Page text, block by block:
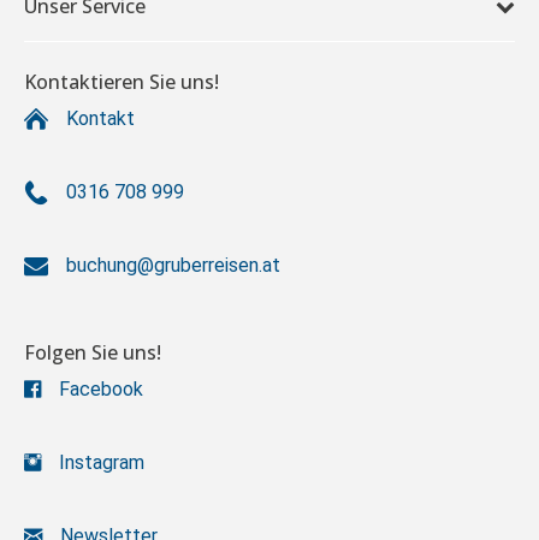
Unser Service
Kontaktieren Sie uns!
Kontakt
0316 708 999
buchung@gruberreisen.at
Folgen Sie uns!
Facebook
Instagram